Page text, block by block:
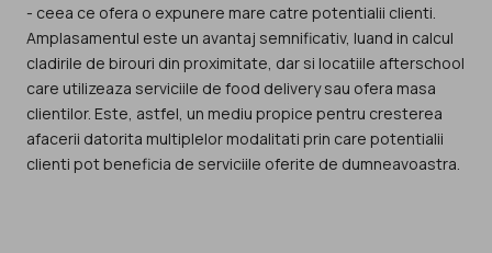
- ceea ce ofera o expunere mare catre potentialii clienti.
Amplasamentul este un avantaj semnificativ, luand in calcul
cladirile de birouri din proximitate, dar si locatiile afterschool
care utilizeaza serviciile de food delivery sau ofera masa
clientilor. Este, astfel, un mediu propice pentru cresterea
afacerii datorita multiplelor modalitati prin care potentialii
clienti pot beneficia de serviciile oferite de dumneavoastra.